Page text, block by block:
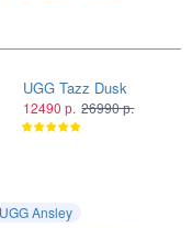
UGG Tazz Dusk
12490 р. 26990 р.
Ansley